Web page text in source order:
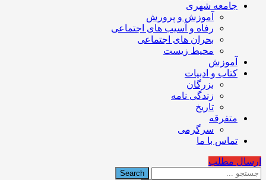
تهران
جامعه شهری
آموزش و پرورش
رفاه و آسیب های اجتماعی
بحران های اجتماعی
محیط زیست
آموزش
کتاب و ادبیات
بزرگان
زندگی نامه
تاریخ
متفرقه
سرگرمی
تماس با ما
ارسال مطلب